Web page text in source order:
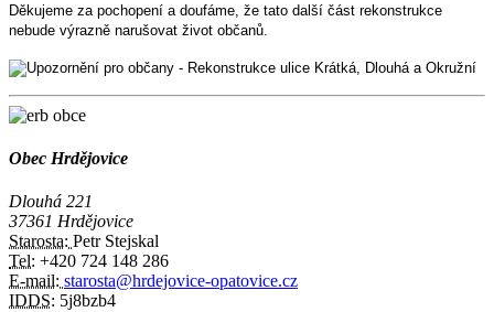
Děkujeme za pochopení a doufáme, že tato další část rekonstrukce
nebude výrazně narušovat život občanů.
Obec Hrdějovice
Dlouhá 221
37361 Hrdějovice
Starosta: Petr Stejskal
Tel: +420 724 148 286
E-mail: starosta@hrdejovice-opatovice.cz
IDDS: 5j8bzb4